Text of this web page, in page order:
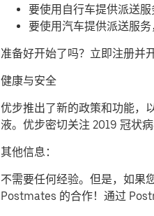
要使用自行车提供派送服
要使用汽车提供派送服
准备好开始了吗？立即注册并
健康与安全
优步推出了新的政策和功能，
液。优步密切关注 2019 冠状
其他信息：
不需要任何经验。但是，如果
Postmates 的合作！通过